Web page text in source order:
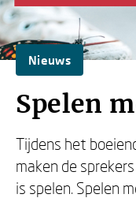
Nieuws
Spelen
Tijdens het
maken de
is spelen. Spelen